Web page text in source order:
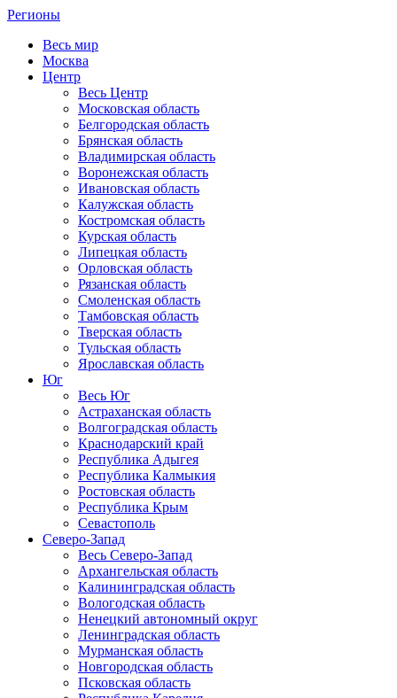
Регионы
Весь мир
Москва
Центр
Весь Центр
Московская область
Белгородская область
Брянская область
Владимирская область
Воронежская область
Ивановская область
Калужская область
Костромская область
Курская область
Липецкая область
Орловская область
Рязанская область
Смоленская область
Тамбовская область
Тверская область
Тульская область
Ярославская область
Юг
Весь Юг
Астраханская область
Волгоградская область
Краснодарский край
Республика Адыгея
Республика Калмыкия
Ростовская область
Республика Крым
Севастополь
Северо-Запад
Весь Северо-Запад
Архангельская область
Калининградская область
Вологодская область
Ненецкий автономный округ
Ленинградская область
Мурманская область
Новгородская область
Псковская область